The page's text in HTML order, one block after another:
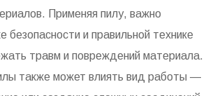
Применяя пилу, важно
безопасности и правильной технике
травм и повреждений материала.
также может влиять вид работы —